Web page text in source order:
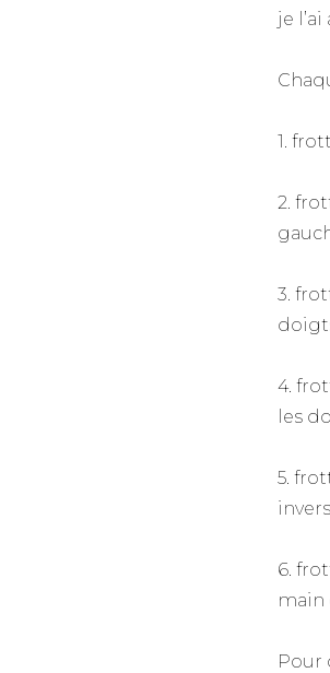
je
1.
2.
3.
4.
les
5.
6.
main
Pour